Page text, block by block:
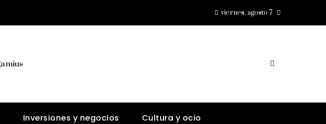
viernes, agosto 7
Inversiones y negocios Cultura y ocio